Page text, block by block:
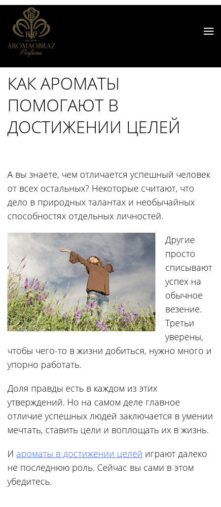
КАК АРОМАТЫ
ПОМОГАЮТ В
ДОСТИЖЕНИИ ЦЕЛЕЙ
А вы знаете, чем отличается успешный человек
от всех остальных? Некоторые считают, что
дело в природных талантах и необычайных
способностях отдельных личностей.
Другие
просто
списывают
успех на
обычное
везение.
Третьи
уверены,
чтобы чего-то в жизни добиться, нужно много и
упорно работать.
Доля правды есть в каждом из этих
утверждений. Но на самом деле главное
отличие успешных людей заключается в умении
мечтать, ставить цели и воплощать их в жизнь.
И ароматы в достижении целей играют далеко
не последнюю роль. Сейчас вы сами в этом
убедитесь.